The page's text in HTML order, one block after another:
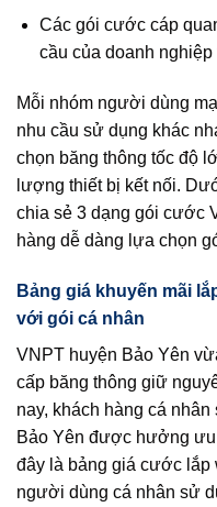
Các gói cước cáp
cầu của doanh
Mỗi nhóm người dùng
nhu cầu sử dụng khác
chọn băng thông tốc độ
lượng thiết bị kết nối.
chia sẻ 3 dạng gói cước
hàng dễ dàng lựa chọn
Bảng giá khuyến mãi
với gói cá nhân
VNPT huyện Bảo Yên
cấp băng thông giữ
nay, khách hàng cá
Bảo Yên được hưởng
đây là bảng giá cước lắp
người dùng cá nhân sử